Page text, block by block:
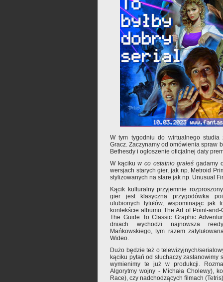
W tym tygodniu do wirtualnego studia
Gracz. Zaczynamy od omówienia spraw
Bethesdy i ogłoszenie oficjalnej daty
W kącikuw co ostatnio grałeś gadamy
wersjach starych gier, jak np. Metroid
stylizowanych na stare jak np. Unusual
Kącik kulturalny przyjemnie
gier jest klasyczna przygodówka
ulubionych tytułów, wspominając jak
kontekście albumu The Art of Point-
The Guide To Classic Graphic
dniach wychodzi najnowsza
Mańkowskiego, tym razem
Wideo.
Dużo będzie też o telewizyjnych/
kąciku pytań od słuchaczy
wymienimy te już w produkcji.
Algorytmy wojny - Michała Cholewy),
Race), czy nadchodzących filmach